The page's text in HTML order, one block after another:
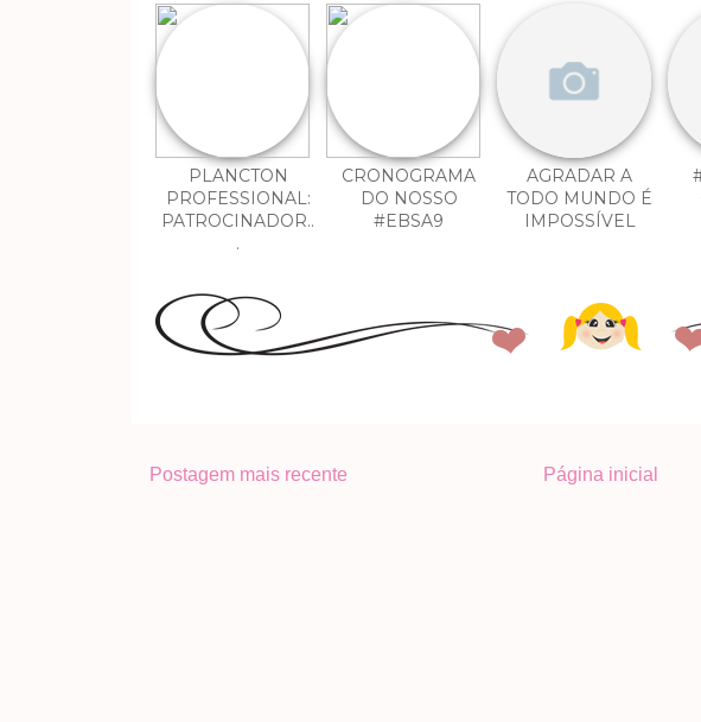
PLANCTON
PROFESSIONAL:
PATROCINADOR..
.
CRONOGRAMA
DO NOSSO
#EBSA9
AGRADAR A
TODO MUNDO É
IMPOSSÍVEL
Postagem mais recente Página inicial